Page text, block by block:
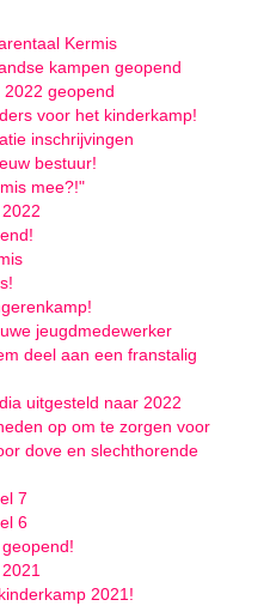
Kermis
kampen geopend
geopend
voor het kinderkamp!
inschrijvingen
bestuur!
mee?!"
jeugdmedewerker
deel aan een franstalig
uitgesteld naar 2022
op om te zorgen voor
dove en slechthorende
7
6
2021!